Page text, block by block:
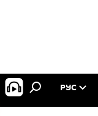
РУС